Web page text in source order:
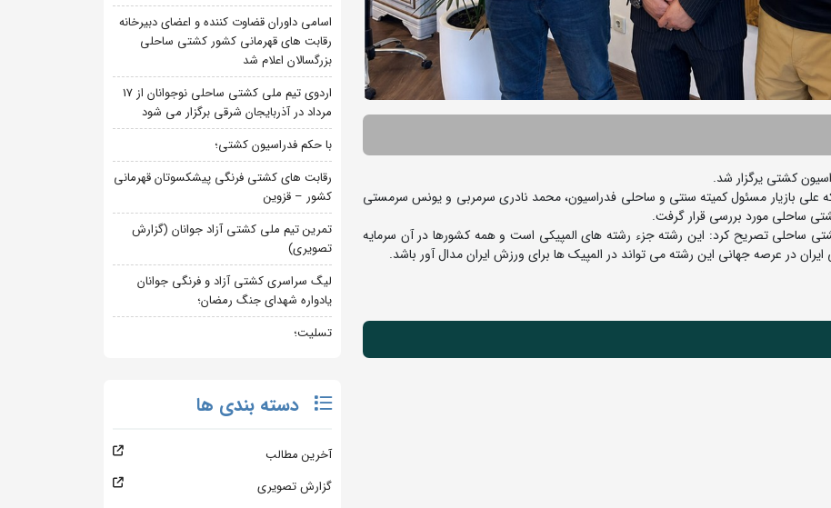
کشتی یرگزار شد.
علی بازیار مسئول کمیته سنتی و ساحلی فدراسیون، محمد نادری سرمربی و یونس سرمستی
ساحلی مورد بررسی قرار گرفت.
ساحلی تصریح کرد: این رشته جزء رشته های المپیکی است و همه کشورها در آن سرمایه
در عرصه جهانی این رشته می تواند در المپیک ها برای ورزش ایران مدال آور باشد.
اسامی داوران قضاوت کننده و اعضای دبیرخانه
رقابت های قهرمانی کشور کشتی ساحلی
بزرگسالان اعلام شد
اردوی تیم ملی کشتی ساحلی نوجوانان از 17
مرداد در آذربایجان شرقی برگزار می شود
با حکم فدراسیون کشتی؛
رقابت های کشتی فرنگی پیشکسوتان قهرمانی
کشور – قزوین
تمرین تیم ملی کشتی آزاد جوانان (گزارش
تصویری)
لیگ سراسری کشتی آزاد و فرنگی جوانان
یادواره شهدای جنگ رمضان؛
تسلیت؛
دسته بندی ها
آخرین مطالب
گزارش تصویری